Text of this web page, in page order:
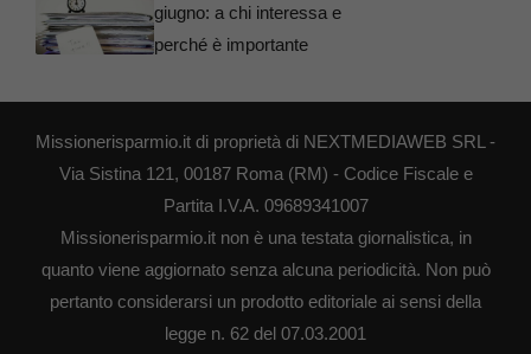
giugno: a chi interessa e
perché è importante
Missionerisparmio.it di proprietà di NEXTMEDIAWEB SRL -
Via Sistina 121, 00187 Roma (RM) - Codice Fiscale e
Partita I.V.A. 09689341007
Missionerisparmio.it non è una testata giornalistica, in
quanto viene aggiornato senza alcuna periodicità. Non può
pertanto considerarsi un prodotto editoriale ai sensi della
legge n. 62 del 07.03.2001